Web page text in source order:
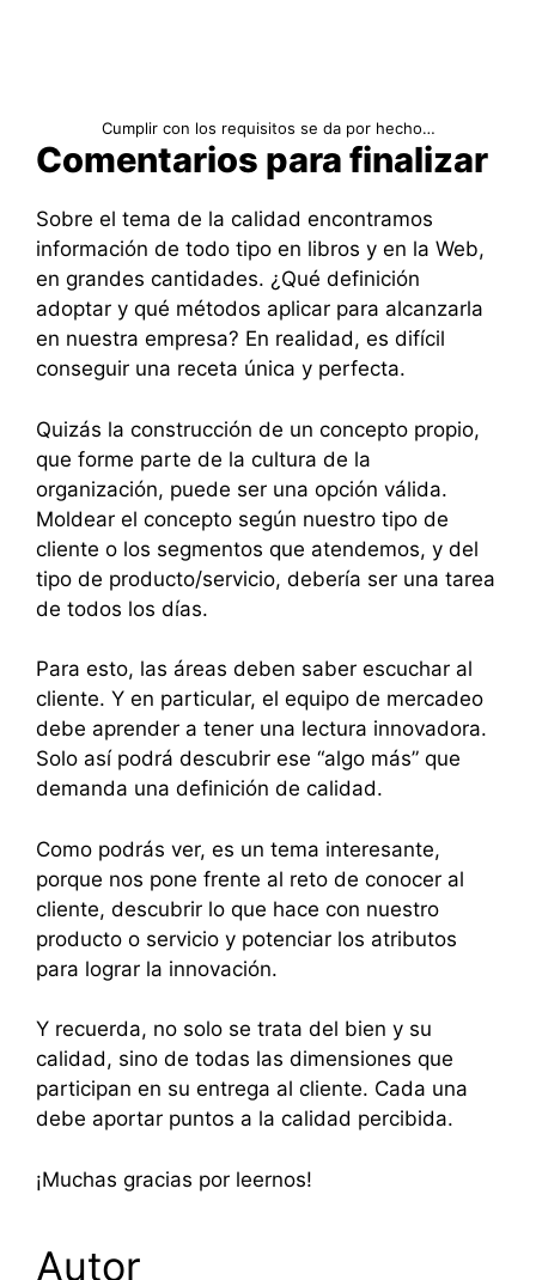
Cumplir con los requisitos se da por hecho…
Comentarios para finalizar
Sobre el tema de la calidad encontramos
información de todo tipo en libros y en la Web,
en grandes cantidades. ¿Qué definición
adoptar y qué métodos aplicar para alcanzarla
en nuestra empresa? En realidad, es difícil
conseguir una receta única y perfecta.
Quizás la construcción de un concepto propio,
que forme parte de la cultura de la
organización, puede ser una opción válida.
Moldear el concepto según nuestro tipo de
cliente o los segmentos que atendemos, y del
tipo de producto/servicio, debería ser una tarea
de todos los días.
Para esto, las áreas deben saber escuchar al
cliente. Y en particular, el equipo de mercadeo
debe aprender a tener una lectura innovadora.
Solo así podrá descubrir ese “algo más” que
demanda una definición de calidad.
Como podrás ver, es un tema interesante,
porque nos pone frente al reto de conocer al
cliente, descubrir lo que hace con nuestro
producto o servicio y potenciar los atributos
para lograr la innovación.
Y recuerda, no solo se trata del bien y su
calidad, sino de todas las dimensiones que
participan en su entrega al cliente. Cada una
debe aportar puntos a la calidad percibida.
¡Muchas gracias por leernos!
Autor